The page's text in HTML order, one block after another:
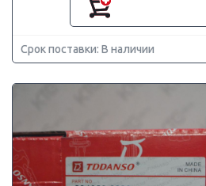
Срок поставки: В наличии